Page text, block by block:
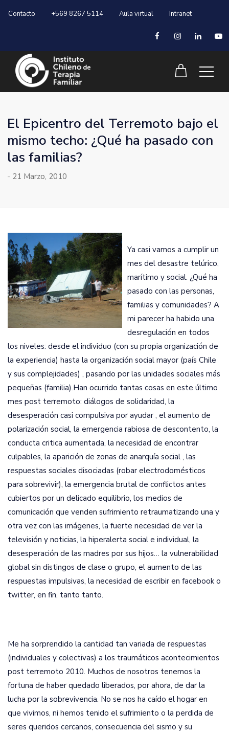
Contacto +569 8267 5114 Aula virtual Intranet
El Epicentro del Terremoto bajo el
mismo techo: ¿Qué ha pasado con
las familias?
- 21 Marzo, 2010
Ya casi vamos a cumplir un
mes del desastre telúrico,
marítimo y social. ¿Qué ha
pasado con las personas,
familias y comunidades? A
mi parecer ha habido una
desregulación en todos
los niveles: desde el individuo (con su propia organización de
la experiencia) hasta la organización social mayor (país Chile
y sus complejidades) , pasando por las unidades sociales más
pequeñas (familia).Han ocurrido tantas cosas en este último
mes post terremoto: diálogos de solidaridad, la
desesperación casi compulsiva por ayudar , el aumento de
polarización social, la emergencia rabiosa de descontento, la
conducta critica aumentada, la necesidad de encontrar
culpables, la aparición de zonas de anarquía social , las
respuestas sociales disociadas (robar electrodomésticos
para sobrevivir), la emergencia brutal de conflictos antes
cubiertos por un delicado equilibrio, los medios de
comunicación que venden sufrimiento retraumatizando una y
otra vez con las imágenes, la fuerte necesidad de ver la
televisión y noticias, la hiperalerta social e individual, la
desesperación de las madres por sus hijos… la vulnerabilidad
global sin distingos de clase o grupo, el aumento de las
respuestas impulsivas, la necesidad de escribir en facebook o
twitter, en fin, tanto tanto.
Me ha sorprendido la cantidad tan variada de respuestas
(individuales y colectivas) a los traumáticos acontecimientos
post terremoto 2010. Muchos de nosotros tenemos la
fortuna de haber quedado liberados, por ahora, de dar la
lucha por la sobrevivencia. No se nos ha caído el hogar en
que vivimos, ni hemos tenido el sufrimiento o la perdida de
seres queridos cercanos, consecuencia del sismo y su